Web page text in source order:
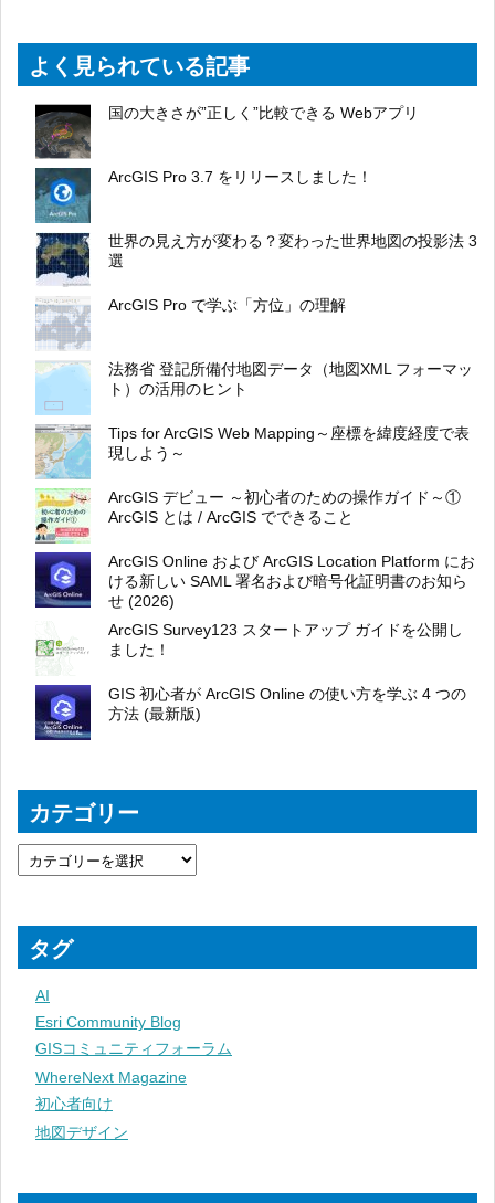
よく見られている記事
国の大きさが”正しく”比較できる Webアプリ
ArcGIS Pro 3.7 をリリースしました！
世界の見え方が変わる？変わった世界地図の投影法 3
選
ArcGIS Pro で学ぶ「方位」の理解
法務省 登記所備付地図データ（地図XML フォーマッ
ト）の活用のヒント
Tips for ArcGIS Web Mapping～座標を緯度経度で表
現しよう～
ArcGIS デビュー ～初心者のための操作ガイド～①
ArcGIS とは / ArcGIS でできること
ArcGIS Online および ArcGIS Location Platform にお
ける新しい SAML 署名および暗号化証明書のお知ら
せ (2026)
ArcGIS Survey123 スタートアップ ガイドを公開し
ました！
GIS 初心者が ArcGIS Online の使い方を学ぶ 4 つの
方法 (最新版)
カテゴリー
タグ
AI
Esri Community Blog
GISコミュニティフォーラム
WhereNext Magazine
初心者向け
地図デザイン